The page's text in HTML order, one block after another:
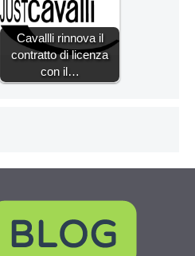
Cavallli rinnova il
contratto di licenza
con il…